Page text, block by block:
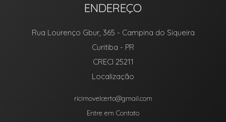
ENDEREÇO
Rua Lourenço Gbur, 365 - Campina do Siqueira
Curitiba - PR
CRECI 25211
Localização
ricimovelcerto@gmail.com
Entre em Contato